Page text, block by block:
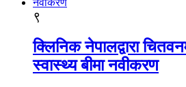
९
क्लिनिक नेपालद्वारा
स्वास्थ्य बीमा नवीकरण